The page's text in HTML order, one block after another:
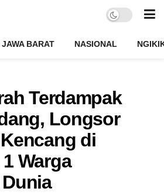
JAWA BARAT NASIONAL
Terdampak
Longsor
di
Warga